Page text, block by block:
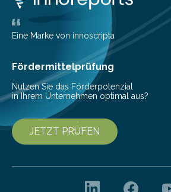
Zwanzigfache. Ein kleiner Exkurs
Die elektrische Leistung beschreibt,
einer bestimmten Zeitspanne
Eine Marke von innoscripta
Fördermittelprüfung
Nutzen Sie das Förderpotenzial
in Ihrem Unternehmen optimal aus?
JETZT PRÜFEN